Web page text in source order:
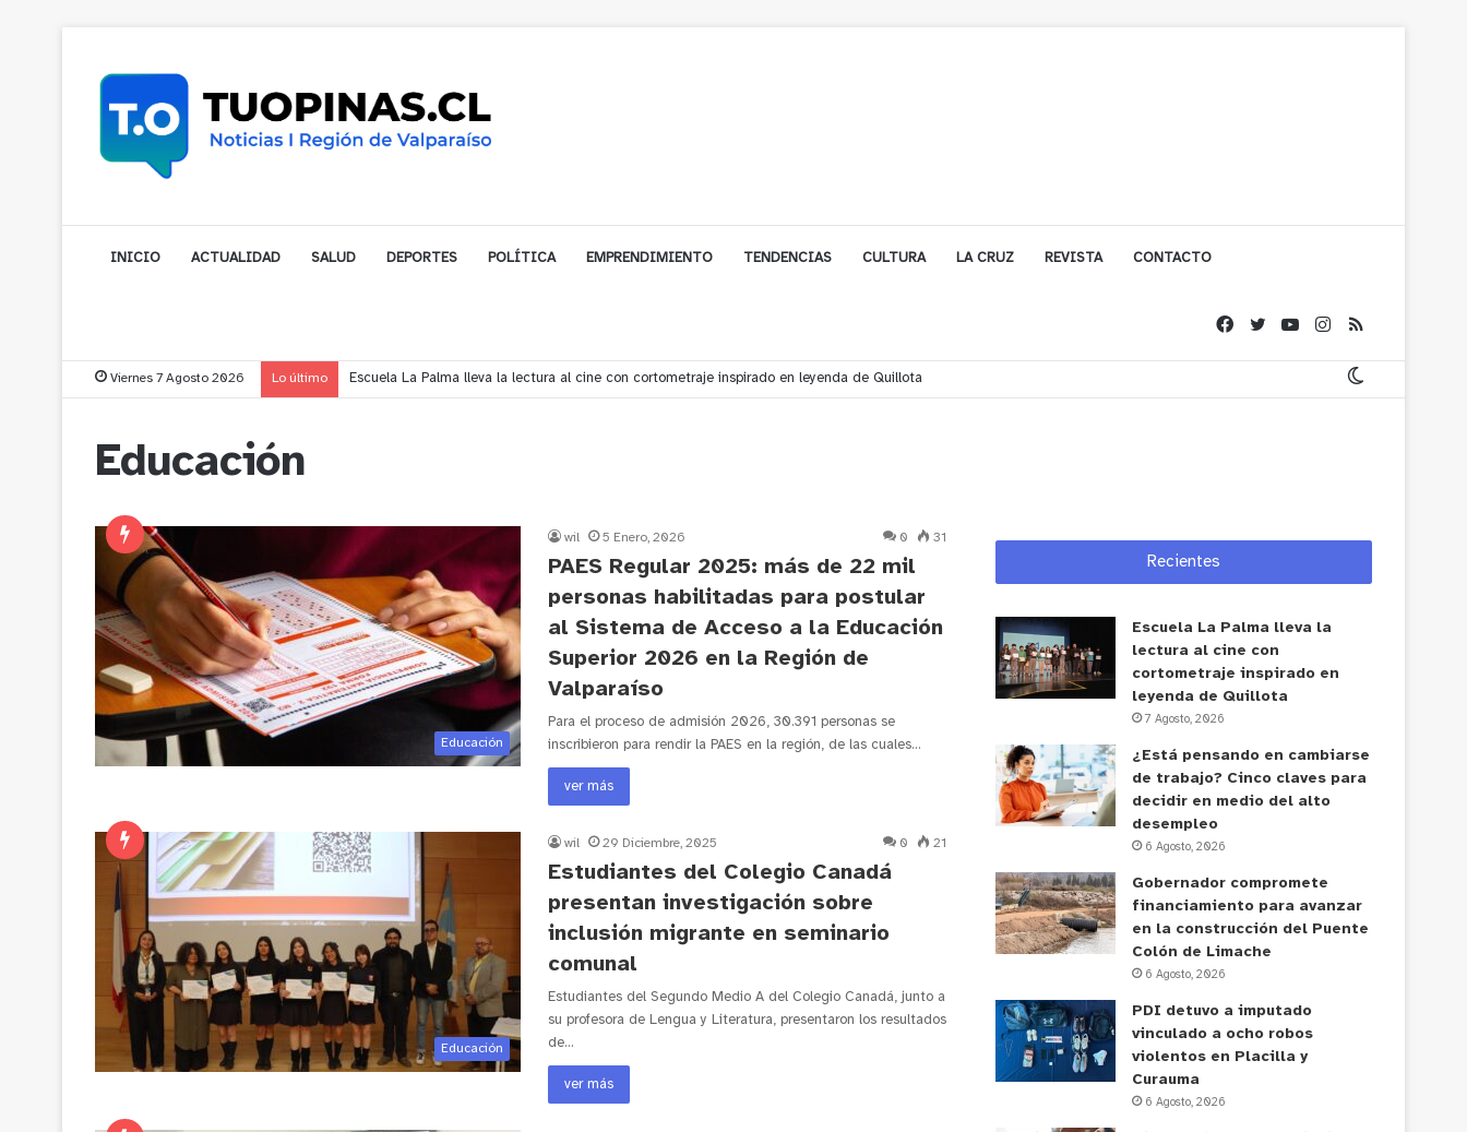
INICIO ACTUALIDAD SALUD DEPORTES POLÍTICA EMPRENDIMIENTO TENDENCIAS CULTURA LA CRUZ REVISTA CONTACTO
Viernes 7 Agosto 2026 Lo último ¿Está pensando en cambiarse de trabajo? Cinco claves para decidir en medio del alto desempleo
Educación
Educación
wil 5 Enero, 2026 0 31
PAES Regular 2025: más de 22 mil
personas habilitadas para postular
al Sistema de Acceso a la Educación
Superior 2026 en la Región de
Valparaíso
Para el proceso de admisión 2026, 30.391 personas se
inscribieron para rendir la PAES en la región, de las cuales…
ver más
Educación
wil 29 Diciembre, 2025 0 21
Estudiantes del Colegio Canadá
presentan investigación sobre
inclusión migrante en seminario
comunal
Estudiantes del Segundo Medio A del Colegio Canadá, junto a
su profesora de Lengua y Literatura, presentaron los resultados
de…
ver más
Recientes
Escuela La Palma lleva la
lectura al cine con
cortometraje inspirado en
leyenda de Quillota
7 Agosto, 2026
¿Está pensando en cambiarse
de trabajo? Cinco claves para
decidir en medio del alto
desempleo
6 Agosto, 2026
Gobernador compromete
financiamiento para avanzar
en la construcción del Puente
Colón de Limache
6 Agosto, 2026
PDI detuvo a imputado
vinculado a ocho robos
violentos en Placilla y
Curauma
6 Agosto, 2026